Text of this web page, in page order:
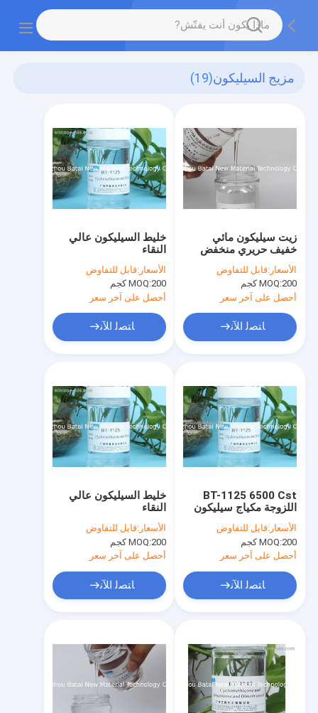
مزيج السيليكون(19)
خليط السيليكون عالي
النقاء
الأسعار:قابل للتفاوض
MOQ:200 كجم
أحصل على آخر سعر
ﺎﺘﺼﻟ ﺍﻶﻧ
زيت سيليكون مائي
خفيف حريري منخفض
اللزوجة / جل سيليكون
BT-1168
الأسعار:قابل للتفاوض
MOQ:200 كجم
أحصل على آخر سعر
ﺎﺘﺼﻟ ﺍﻶﻧ
خليط السيليكون عالي
النقاء
الأسعار:قابل للتفاوض
MOQ:200 كجم
أحصل على آخر سعر
ﺎﺘﺼﻟ ﺍﻶﻧ
BT-1125 6500 Cst
اللزوجة مكياج سيليكون
ممتاز للبشرة
الأسعار:قابل للتفاوض
MOQ:200 كجم
أحصل على آخر سعر
ﺎﺘﺼﻟ ﺍﻶﻧ